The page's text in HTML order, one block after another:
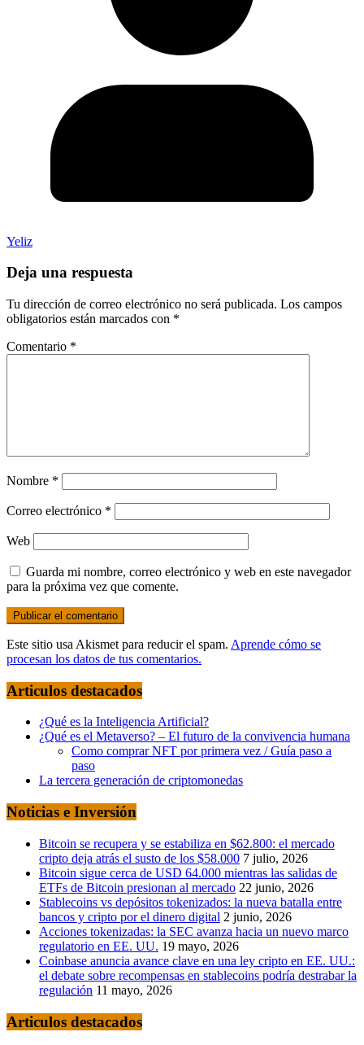
Yeliz
Deja una respuesta
Tu dirección de correo electrónico no será publicada. Los campos
obligatorios están marcados con *
Comentario *
Nombre *
Correo electrónico *
Web
Guarda mi nombre, correo electrónico y web en este navegador
para la próxima vez que comente.
Este sitio usa Akismet para reducir el spam. Aprende cómo se
procesan los datos de tus comentarios.
Articulos destacados
¿Qué es la Inteligencia Artificial?
¿Qué es el Metaverso? – El futuro de la convivencia humana
Como comprar NFT por primera vez / Guía paso a
paso
La tercera generación de criptomonedas
Noticias e Inversión
Bitcoin se recupera y se estabiliza en $62.800: el mercado
cripto deja atrás el susto de los $58.000 7 julio, 2026
Bitcoin sigue cerca de USD 64.000 mientras las salidas de
ETFs de Bitcoin presionan al mercado 22 junio, 2026
Stablecoins vs depósitos tokenizados: la nueva batalla entre
bancos y cripto por el dinero digital 2 junio, 2026
Acciones tokenizadas: la SEC avanza hacia un nuevo marco
regulatorio en EE. UU. 19 mayo, 2026
Coinbase anuncia avance clave en una ley cripto en EE. UU.:
el debate sobre recompensas en stablecoins podría destrabar la
regulación 11 mayo, 2026
Articulos destacados